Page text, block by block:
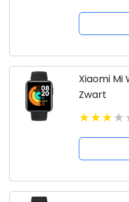
Xiaomi
Zwart